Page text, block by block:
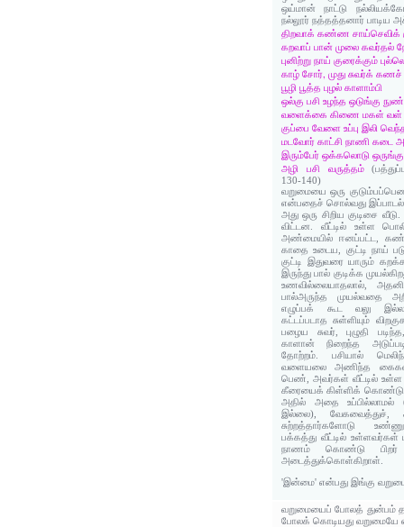
ஒய்மான் நாட்டு
நல்லூர் நத்தத்தனார் பாடிய
திறவாக் கண்ண சாய்செவிக்
கறவாப் பான் முலை கவர்தல்
புனிற்று நாய் குரைக்கும்
காழ் சோர், முது சுவர்க்
பூழி பூத்த புழல் காளாம்பி
ஒல்கு பசி உழந்த ஒடுங்கு
வளைக்கை கிணை மகள் வள்
குப்பை வேளை உப்பு இலி
மடவோர் காட்சி நாணி கடை
இரும்பேர் ஒக்கலொடு
அழி பசி வருத்தம்
130-140)
வறுமையை ஒரு
என்பதைச் சொல்வது
அது ஒரு சிறிய குடிசை
விட்டன. வீட்டில் உள்ள
அண்மையில் ஈனப்பட்ட,
காதை உடைய, குட்டி நாய்
குட்டி இதுவரை யாரும்
இருந்து பால் குடிக்க
உணவில்லையாதலால்,
பால்அருந்த முயல்வதை
எழுப்பக் கூட வலு
கட்டப்படாத சுள்ளியும்
பழைய சுவர், புழுதி
காளான் நிறைந்த
தோற்றம். பசியால்
வளையலை அணிந்த
பெண், அவர்கள் வீட்டில் உள்ள
கீரையைக் கிள்ளிக் கொண்டு
அதில் அதை உப்பில்லாமல்
இல்லை), வேகவைத்துச்,
சுற்றத்தார்களோடு
பக்கத்து வீட்டில் உள்ளவர்கள்
நாணம் கொண்டு பிறர்
அடைத்துக்கொள்கிறாள்.
'இன்மை' என்பது இங்கு
வறுமையைப் போலத் துன்பம்
போலக் கொடியது வறுமையே